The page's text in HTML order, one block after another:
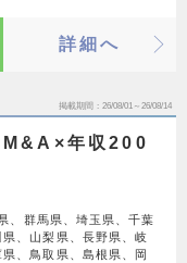
詳細へ
掲載期間 26/08/01～26/08/14
年収200
、群馬県、埼玉県、千葉
、山梨県、長野県、岐
、鳥取県、島根県、岡